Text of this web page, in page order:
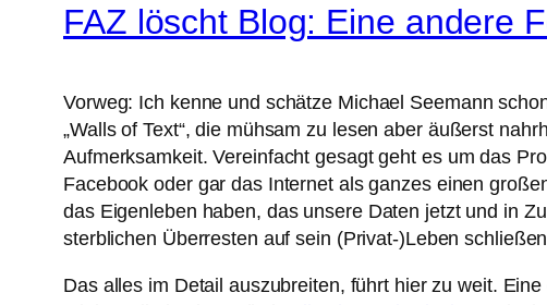
FAZ löscht Blog: Eine andere
Vorweg: Ich kenne und schätze Michael Seemann
„Walls of Text“, die mühsam zu lesen aber äußerst
Aufmerksamkeit. Vereinfacht gesagt geht es um das
Facebook oder gar das Internet als ganzes einen
das Eigenleben haben, das unsere Daten jetzt und in
sterblichen Überresten auf sein (Privat-)Leben
Das alles im Detail auszubreiten, führt hier zu weit.